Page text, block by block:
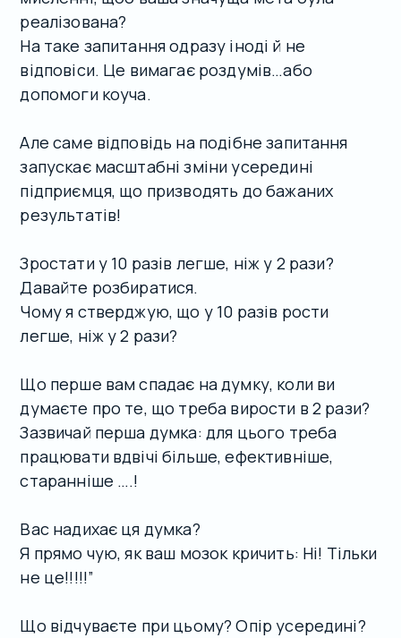
реалізована?
На таке запитання одразу іноді й не
відповіси. Це вимагає роздумів…або
допомоги коуча.
Але саме відповідь на подібне запитання
запускає масштабні зміни усередині
підприємця, що призводять до бажаних
результатів!
Зростати у 10 разів легше, ніж у 2 рази?
Давайте розбиратися.
Чому я стверджую, що у 10 разів рости
легше, ніж у 2 рази?
Що перше вам спадає на думку, коли ви
думаєте про те, що треба вирости в 2 рази?
Зазвичай перша думка: для цього треба
працювати вдвічі більше, ефективніше,
старанніше ….!
Вас надихає ця думка?
Я прямо чую, як ваш мозок кричить: Ні! Тільки
не це!!!!!”
Що відчуваєте при цьому? Опір усередині?